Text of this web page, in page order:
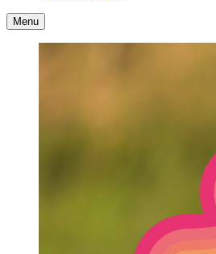
Accueil
Menu Contact